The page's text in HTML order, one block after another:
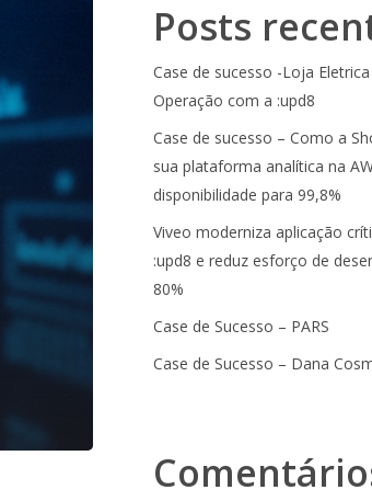
Posts
Case de sucesso -Loja
Operação com a :upd8
Case de sucesso – Como a
sua plataforma analítica na
disponibilidade para 99,8%
Viveo moderniza aplicação
:upd8 e reduz esforço de
80%
Case de Sucesso – PARS
Case de Sucesso – Dana